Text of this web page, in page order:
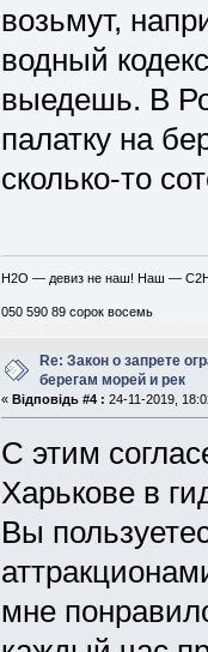
возьмут,
водный
выедешь. В
палатку на
сколько-то
H2O — девиз не наш! Наш —
050 590 89 сорок восемь
Re: Закон о запрете
берегам морей и рек
« Відповідь #4 : 24-11-2019,
С этим
Харькове в
Вы
мне